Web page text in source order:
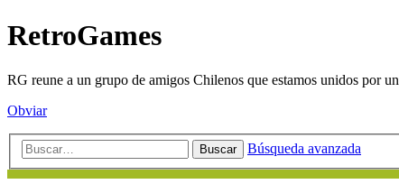
RetroGames
RG reune a un grupo de amigos Chilenos que estamos unidos por
Obviar
Buscar Búsqueda avanzada